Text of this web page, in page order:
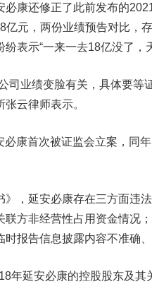
康还修正了此前发布的
亿元，两份业绩预告对比，
表示“一来一去18亿没了，
业绩变脸有关，具体要等
云律师表示。
首次被证监会立案，同年
，延安必康存在三方面违法
联方非经营性占用资金情况
报告信息披露内容不准确
延安必康的控股股东及其